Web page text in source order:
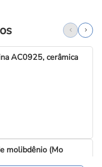
AC0925, cerâmica
molibdênio (Mo